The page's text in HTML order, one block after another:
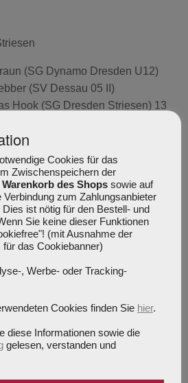
(SG Dynamo Dresden U12)
(SV Dessau 05 II)
Hook (SG Dresden Striesen) 13
(Haldensleber SC II)
(SG Bühlau)Cookies für das
Zwischenspeichern der
Warenkorb des Shops sowie auf
Verbindung zum Zahlungsanbieter
ist nötig für den Bestell- und
Sie keine dieser Funktionen
(mit Ausnahme der
das Cookiebanner)
, Werbe- oder Tracking-
Cookies finden Sie hier.
diese Informationen sowie die
gelesen, verstanden und